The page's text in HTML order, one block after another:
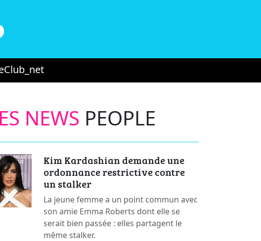
NEWS PEOPLE
Kim Kardashian demande une
ordonnance restrictive contre
un stalker
La jeune femme a un point commun avec
son amie Emma Roberts dont elle se
serait bien passée : elles partagent le
même stalker.